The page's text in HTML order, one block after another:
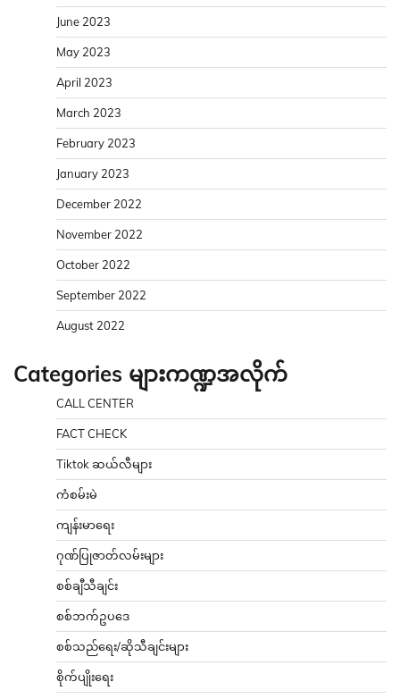
June 2023
May 2023
April 2023
March 2023
February 2023
January 2023
December 2022
November 2022
October 2022
September 2022
August 2022
Categories များကဏ္ဍအလိုက်
CALL CENTER
FACT CHECK
Tiktok ဆယ်လီများ
ကံစမ်းမဲ
ကျန်းမာရေး
ဂုဏ်ပြုဇာတ်လမ်းများ
စစ်ချီသီချင်း
စစ်ဘက်ဥပဒေ
စစ်သည်ရေး/ဆိုသီချင်းများ
စိုက်ပျိုးရေး